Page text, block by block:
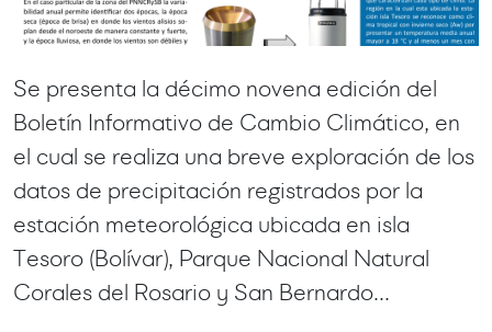
Se presenta la décimo novena edición del
Boletín Informativo de Cambio Climático, en
el cual se realiza una breve exploración de los
datos de precipitación registrados por la
estación meteorológica ubicada en isla
Tesoro (Bolívar), Parque Nacional Natural
Corales del Rosario y San Bernardo...